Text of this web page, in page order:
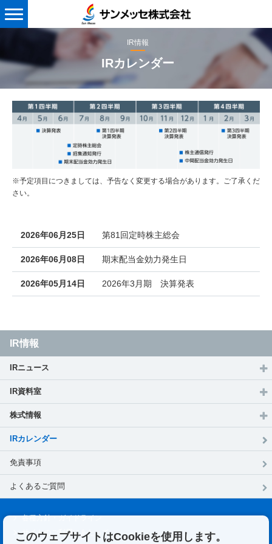
メ
ー
IR情報
IRカレンダー
※予定項目につきましては、予告なく変更する場合があります。ご了承くだ
さい。
2026年06月25日 第81回定時株主総会
2026年06月08日 期末配当金効力発生日
2026年05月14日 2026年3月期 決算発表
IR情報
IRニュース
IR資料室
株式情報
IRカレンダー
免責事項
よくあるご質問
各種⽅針・ガイドライン
サイトのご利用にあたって
このウェブサイトはCookieを使用します。